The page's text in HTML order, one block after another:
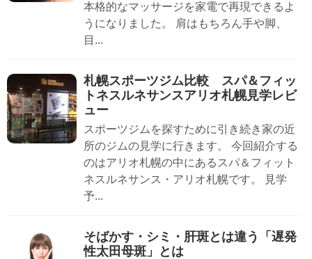
本格的なマッサージを家電で再現できるよ
うになりました。 肩はもちろん手や脚、
目...
札幌スポーツジム比較 スパ＆フィッ
トネスルネサンスアリオ札幌見学レビ
ュー
スポーツジムを探すために引き続き家の近
所のジムの見学に行きます。 今回紹介する
のはアリオ札幌の中にあるスパ＆フィット
ネスルネサンス・アリオ札幌です。 見学
予...
そばかす・シミ・肝斑とは違う「遅発
性太田母斑」とは